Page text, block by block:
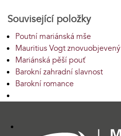
Související položky
Poutní mariánská mše
Mauritius Vogt znovuobjevený
Mariánská pěší pouť
Barokní zahradní slavnost
Barokní romance